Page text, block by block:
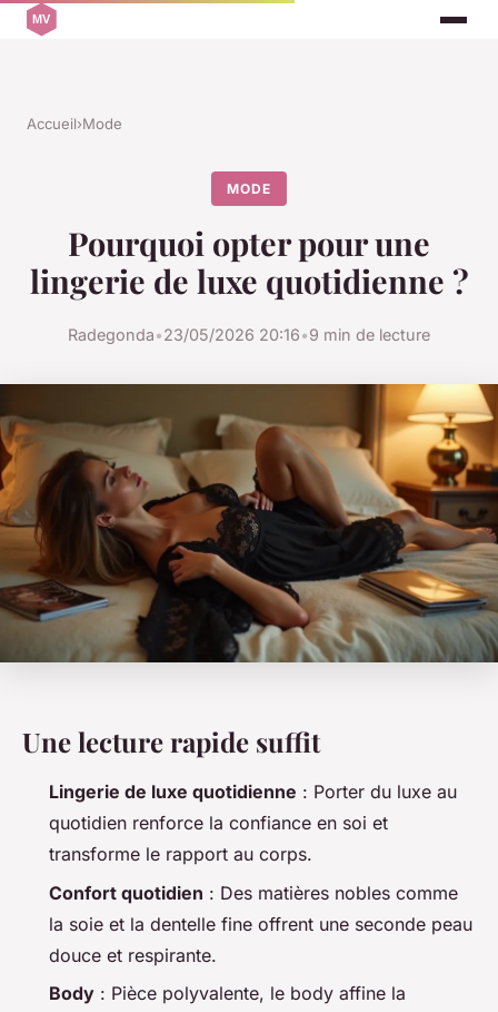
Accueil›Mode
MODE
Pourquoi opter pour une
lingerie de luxe quotidienne ?
Radegonda•23/05/2026 20:16•9 min de lecture
Une lecture rapide suffit
Lingerie de luxe quotidienne : Porter du luxe au
quotidien renforce la confiance en soi et
transforme le rapport au corps.
Confort quotidien : Des matières nobles comme
la soie et la dentelle fine offrent une seconde peau
douce et respirante.
Body : Pièce polyvalente, le body affine la